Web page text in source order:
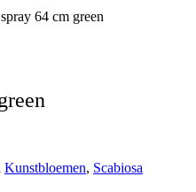
64 cm green
Kunstbloemen, Scabiosa